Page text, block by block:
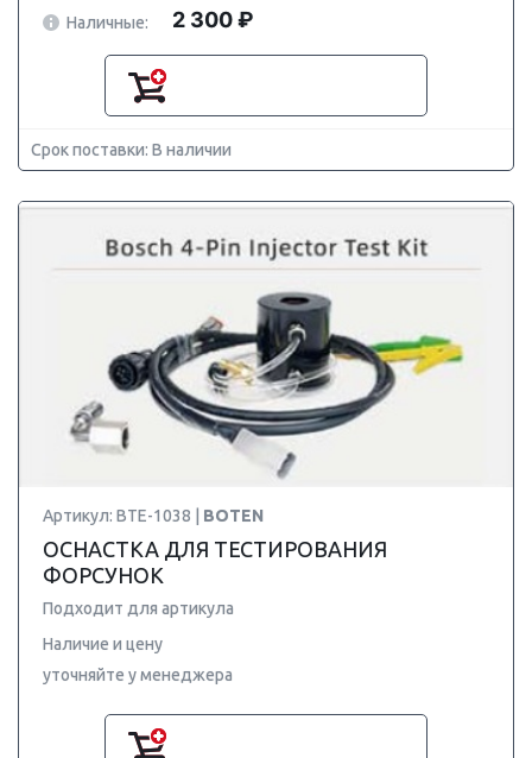
Наличные:
2 300 ₽
Срок поставки: В наличии
Артикул: BTE-1038 | BOTEN
ОСНАСТКА ДЛЯ ТЕСТИРОВАНИЯ
ФОРСУНОК
Подходит для артикула
Наличие и цену
уточняйте у менеджера